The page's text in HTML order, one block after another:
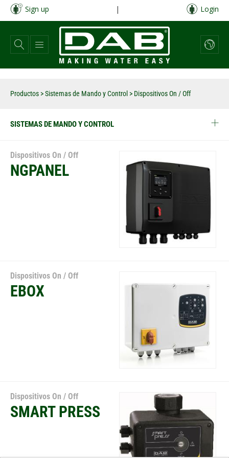
Pasar
contenido
principal
Sign up | Login
Productos >Sistemas de Mando y Control > Dispositivos On / Off
SISTEMAS DE MANDO Y CONTROL
Dispositivos On / Off
NGPANEL
Dispositivos On / Off
EBOX
Dispositivos On / Off
SMART PRESS